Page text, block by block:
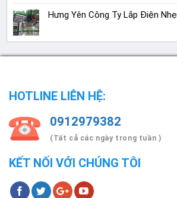
Hưng Yên Công Ty Lắp Điện Nhẹ
HOTLINE LIÊN HỆ:
0912979382
(Tất cả các ngày trong tuần )
KẾT NỐI VỚI CHÚNG TÔI